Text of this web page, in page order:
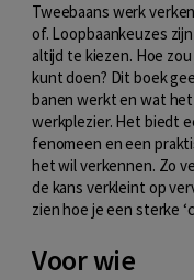
Tweebaans werk
of. Loopbaankeuzes
altijd te kiezen. Hoe
kunt doen? Dit boek
banen werkt en wat
werkplezier. Het biedt
fenomeen en een
het wil verkennen. Zo
de kans verkleint op
zien hoe je een sterke
Voor wie